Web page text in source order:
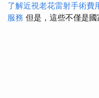
了解近視老花雷射手術費
服務 但是，這些不僅是國